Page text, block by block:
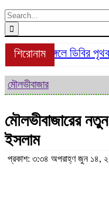
Search
for:
শিরোনাম
শ্রীমঙ্গলে ডিবির
মৌলভীবাজার
মৌলভীবাজারের
ইসলাম
প্রকাশ: ৩:৩৪ অপরাহ্ণ জুন ১৪,